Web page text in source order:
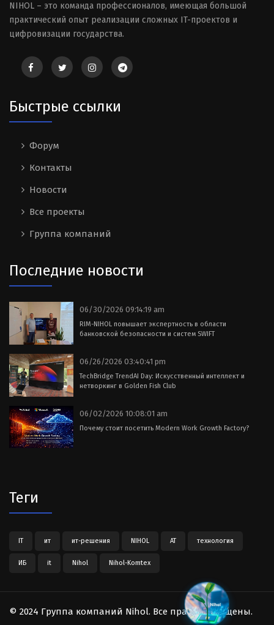
NIHOL – это команда профессионалов, имеющая большой
практический опыт реализации сложных IT-проектов и
цифровизации государства.
Быстрые ссылки
Форум
Контакты
Новости
Все проекты
Группа компаний
Последние новости
06/30/2026 09:14:19 am
RIM-NIHOL повышает экспертность в области
банковской безопасности и систем SWIFT
06/26/2026 03:40:41 pm
TechBridge TrendAI Day: Искусственный интеллект и
нетворкинг в Golden Fish Club
06/02/2026 10:08:01 am
Почему стоит посетить Modern Work Growth Factory?
Теги
IT ит ит-решения NIHOL АТ технология
ИБ it Nihol Nihol-Komtex
© 2024 Группа компаний Nihol. Все права защищены.